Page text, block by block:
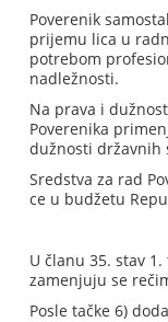
Poverenik
prijemu lica u
potrebom
nadležnosti.
Na prava i
Poverenika
dužnosti državnih
Sredstva za rad
ce u budžetu
U članu 35. stav
zamenjuju se
Posle tačke 6)